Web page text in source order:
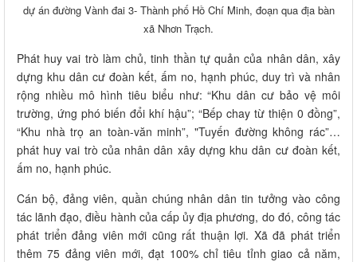
dự án đường Vành đai 3- Thành phố Hồ Chí Minh, đoạn qua địa bàn
xã Nhơn Trạch.
Phát huy vai trò làm chủ, tinh thần tự quản của nhân dân, xây
dựng khu dân cư đoàn kết, ấm no, hạnh phúc, duy trì và nhân
rộng nhiều mô hình tiêu biểu như: “Khu dân cư bảo vệ môi
trường, ứng phó biến đổi khí hậu”; “Bếp chay từ thiện 0 đồng”,
“Khu nhà trọ an toàn-văn minh”, "Tuyến đường không rác”…
phát huy vai trò của nhân dân xây dựng khu dân cư đoàn kết,
ấm no, hạnh phúc.
Cán bộ, đảng viên, quần chúng nhân dân tin tưởng vào công
tác lãnh đạo, điều hành của cấp ủy địa phương, do đó, công tác
phát triển đảng viên mới cũng rất thuận lợi. Xã đã phát triển
thêm 75 đảng viên mới, đạt 100% chỉ tiêu tỉnh giao cả năm,